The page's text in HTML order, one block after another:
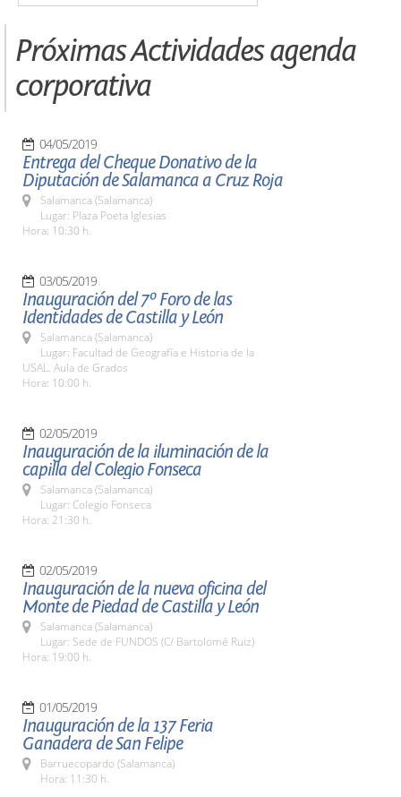
Próximas Actividades agenda
corporativa
04/05/2019
Entrega del Cheque Donativo de la
Diputación de Salamanca a Cruz Roja
Salamanca (Salamanca)
Lugar: Plaza Poeta Iglesias
Hora: 10:30 h.
03/05/2019
Inauguración del 7º Foro de las
Identidades de Castilla y León
Salamanca (Salamanca)
Lugar: Facultad de Geografía e Historia de la
USAL. Aula de Grados
Hora: 10:00 h.
02/05/2019
Inauguración de la iluminación de la
capilla del Colegio Fonseca
Salamanca (Salamanca)
Lugar: Colegio Fonseca
Hora: 21:30 h.
02/05/2019
Inauguración de la nueva oficina del
Monte de Piedad de Castilla y León
Salamanca (Salamanca)
Lugar: Sede de FUNDOS (C/ Bartolomé Ruiz)
Hora: 19:00 h.
01/05/2019
Inauguración de la 137 Feria
Ganadera de San Felipe
Barruecopardo (Salamanca)
Hora: 11:30 h.